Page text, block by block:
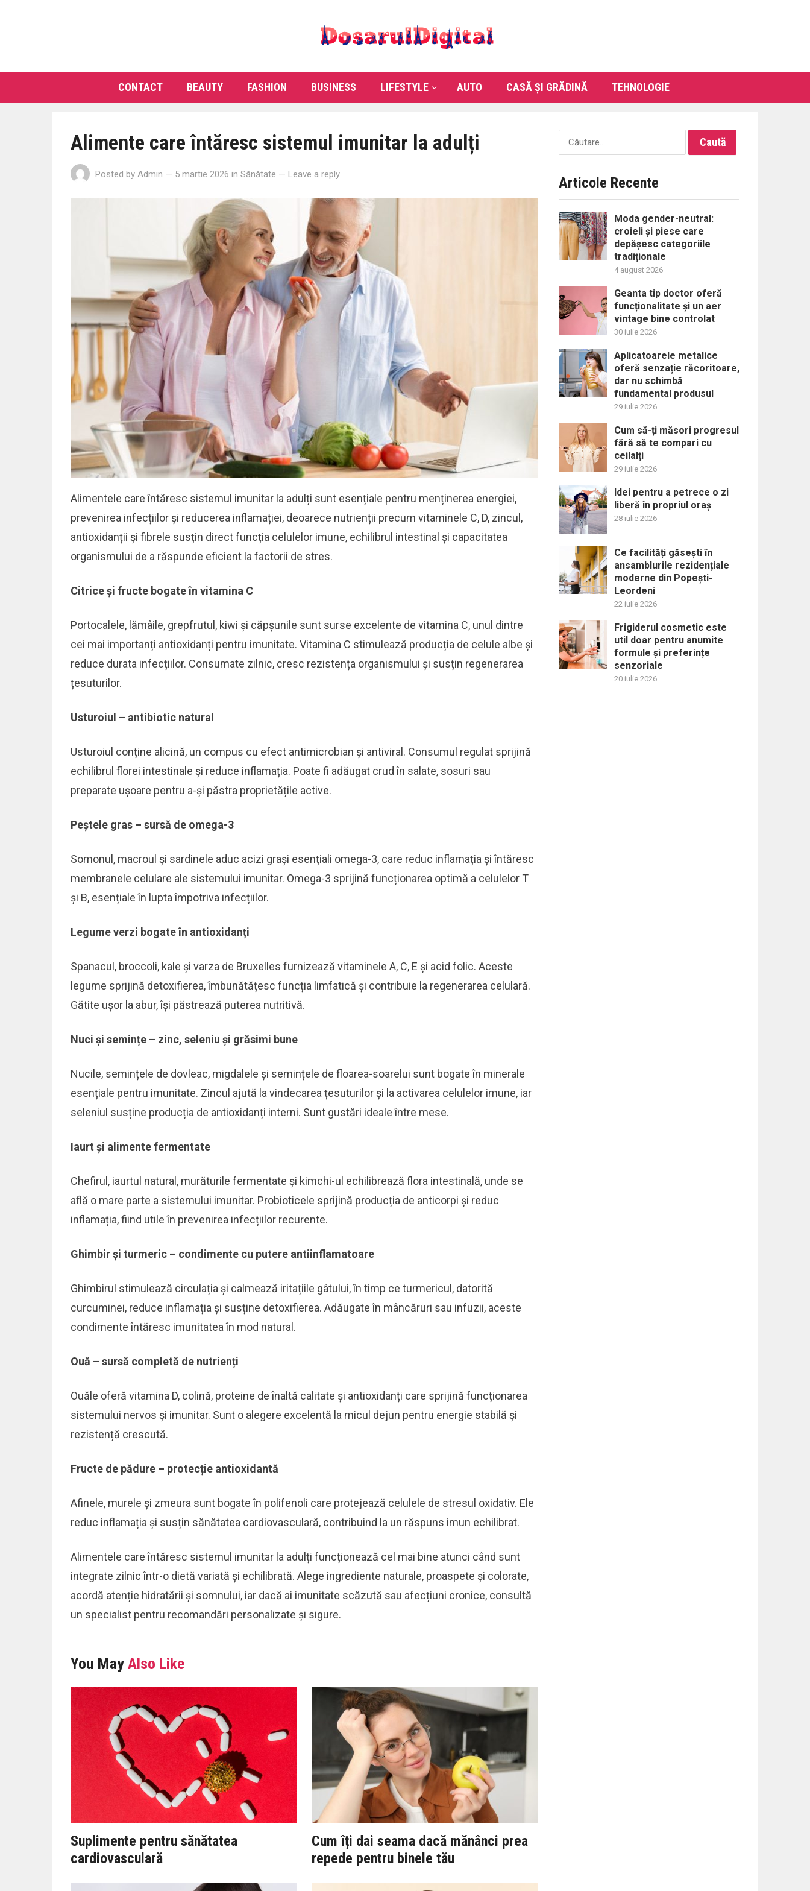
CONTACT BEAUTY FASHION BUSINESS LIFESTYLE AUTO CASĂ ȘI GRĂDINĂ TEHNOLOGIE
Alimente care întăresc sistemul imunitar la adulți
Posted by Admin — 5 martie 2026 in Sănătate — Leave a reply
Alimentele care întăresc sistemul imunitar la adulți sunt esențiale pentru menținerea energiei,
prevenirea infecțiilor și reducerea inflamației, deoarece nutrienții precum vitaminele C, D, zincul,
antioxidanții și fibrele susțin direct funcția celulelor imune, echilibrul intestinal și capacitatea
organismului de a răspunde eficient la factorii de stres.
Citrice și fructe bogate în vitamina C
Portocalele, lămâile, grepfrutul, kiwi și căpșunile sunt surse excelente de vitamina C, unul dintre
cei mai importanți antioxidanți pentru imunitate. Vitamina C stimulează producția de celule albe și
reduce durata infecțiilor. Consumate zilnic, cresc rezistența organismului și susțin regenerarea
țesuturilor.
Usturoiul – antibiotic natural
Usturoiul conține alicină, un compus cu efect antimicrobian și antiviral. Consumul regulat sprijină
echilibrul florei intestinale și reduce inflamația. Poate fi adăugat crud în salate, sosuri sau
preparate ușoare pentru a-și păstra proprietățile active.
Peștele gras – sursă de omega-3
Somonul, macroul și sardinele aduc acizi grași esențiali omega-3, care reduc inflamația și întăresc
membranele celulare ale sistemului imunitar. Omega-3 sprijină funcționarea optimă a celulelor T
și B, esențiale în lupta împotriva infecțiilor.
Legume verzi bogate în antioxidanți
Spanacul, broccoli, kale și varza de Bruxelles furnizează vitaminele A, C, E și acid folic. Aceste
legume sprijină detoxifierea, îmbunătățesc funcția limfatică și contribuie la regenerarea celulară.
Gătite ușor la abur, își păstrează puterea nutritivă.
Nuci și semințe – zinc, seleniu și grăsimi bune
Nucile, semințele de dovleac, migdalele și semințele de floarea-soarelui sunt bogate în minerale
esențiale pentru imunitate. Zincul ajută la vindecarea țesuturilor și la activarea celulelor imune, iar
seleniul susține producția de antioxidanți interni. Sunt gustări ideale între mese.
Iaurt și alimente fermentate
Chefirul, iaurtul natural, murăturile fermentate și kimchi-ul echilibrează flora intestinală, unde se
află o mare parte a sistemului imunitar. Probioticele sprijină producția de anticorpi și reduc
inflamația, fiind utile în prevenirea infecțiilor recurente.
Ghimbir și turmeric – condimente cu putere antiinflamatoare
Ghimbirul stimulează circulația și calmează iritațiile gâtului, în timp ce turmericul, datorită
curcuminei, reduce inflamația și susține detoxifierea. Adăugate în mâncăruri sau infuzii, aceste
condimente întăresc imunitatea în mod natural.
Ouă – sursă completă de nutrienți
Ouăle oferă vitamina D, colină, proteine de înaltă calitate și antioxidanți care sprijină funcționarea
sistemului nervos și imunitar. Sunt o alegere excelentă la micul dejun pentru energie stabilă și
rezistență crescută.
Fructe de pădure – protecție antioxidantă
Afinele, murele și zmeura sunt bogate în polifenoli care protejează celulele de stresul oxidativ. Ele
reduc inflamația și susțin sănătatea cardiovasculară, contribuind la un răspuns imun echilibrat.
Alimentele care întăresc sistemul imunitar la adulți funcționează cel mai bine atunci când sunt
integrate zilnic într-o dietă variată și echilibrată. Alege ingrediente naturale, proaspete și colorate,
acordă atenție hidratării și somnului, iar dacă ai imunitate scăzută sau afecțiuni cronice, consultă
un specialist pentru recomandări personalizate și sigure.
You May Also Like
Suplimente pentru sănătatea
cardiovasculară
Cum îți dai seama dacă mănânci prea
repede pentru binele tău
Caută
după:
Articole Recente
Moda gender-neutral:
croieli și piese care
depășesc categoriile
tradiționale
4 august 2026
Geanta tip doctor oferă
funcționalitate și un aer
vintage bine controlat
30 iulie 2026
Aplicatoarele metalice
oferă senzație răcoritoare,
dar nu schimbă
fundamental produsul
29 iulie 2026
Cum să-ți măsori progresul
fără să te compari cu
ceilalți
29 iulie 2026
Idei pentru a petrece o zi
liberă în propriul oraș
28 iulie 2026
Ce facilități găsești în
ansamblurile rezidențiale
moderne din Popești-
Leordeni
22 iulie 2026
Frigiderul cosmetic este
util doar pentru anumite
formule și preferințe
senzoriale
20 iulie 2026